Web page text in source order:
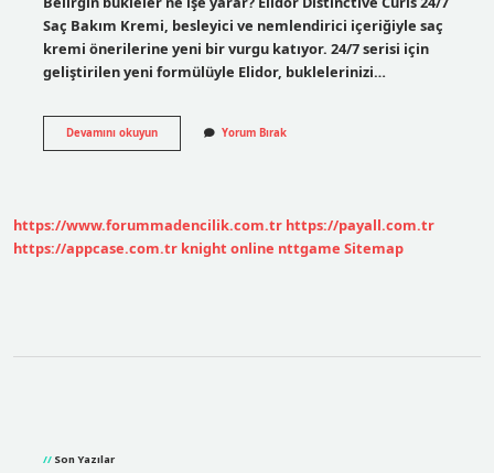
Saç Bakım Kremi, besleyici ve nemlendirici içeriğiyle saç
kremi önerilerine yeni bir vurgu katıyor. 24/7 serisi için
geliştirilen yeni formülüyle Elidor, buklelerinizi…
Devamını okuyunBee
Beauty
Yarar
Yorum Bırak
https://www.forummadencilik.com.tr https://payall.com.tr
https://appcase.com.tr knight online nttgame Sitemap
Son Yazılar